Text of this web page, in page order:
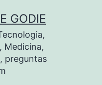
GODIE
Medicina,
preguntas